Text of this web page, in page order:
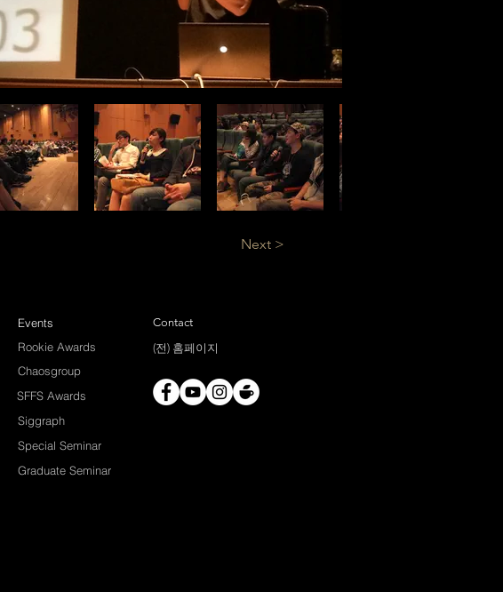
Next >
Rookie Awards
Chaosgroup
Special Seminar
Siggraph
Graduate Seminar
SFFS Awards
Events
Contact
(전) 홈페이지